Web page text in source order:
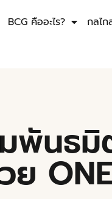
BCG คืออะไร? กลไ
พันธมิ
ย